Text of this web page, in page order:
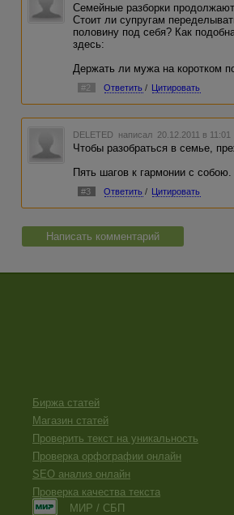
Семейные разборки
Стоит ли супругам
половину под себя? Как
здесь:
Держать ли мужа на коротком
#2 Ответить / Цитировать
DELETED написал 20.12.2011 в 11:01
Чтобы разобраться в семье,
Пять шагов к гармонии с собою.
#3 Ответить / Цитировать
Написать комментарий
Биржа статей
Магазин статей
Проверить текст на уникальность
Проверка орфографии онлайн
SEO анализ онлайн
Проверка качества текста
МИР / СБП